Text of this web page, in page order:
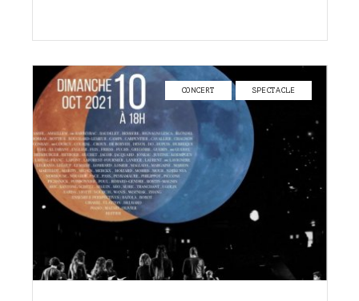
CONCERT SPECTACLE